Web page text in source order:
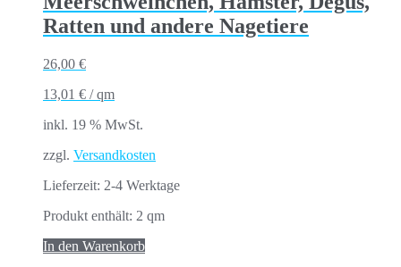
Ratten und andere Nagetiere
26,00 €
13,01 € /qm
inkl. 19 % MwSt.
zzgl. Versandkosten
Lieferzeit: 2-4 Werktage
Produkt enthält: 2 qm
In den Warenkorb